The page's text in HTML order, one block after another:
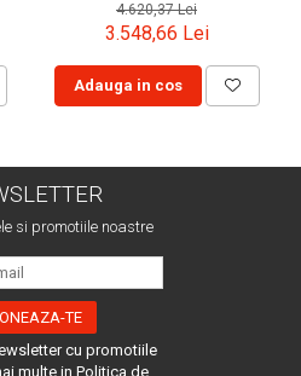
4.620,37 Lei
3.548,66 Lei
Adauga in cos
si promotiile noastre
cu promotiile
multe in Politica de